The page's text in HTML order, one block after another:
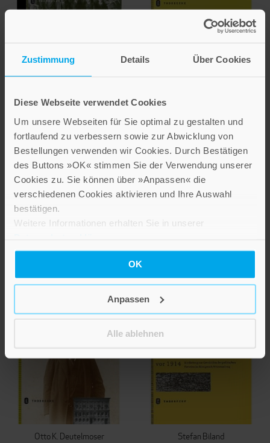
Zustimmung Details Über Cookies
Diese Webseite verwendet Cookies
Um unsere Webseiten für Sie optimal zu gestalten und
fortlaufend zu verbessern sowie zur Abwicklung von
Bestellungen verwenden wir Cookies. Durch Bestätigen
des Buttons »OK« stimmen Sie der Verwendung unserer
Cookies zu. Sie können über »Anpassen« die
verschiedenen Cookies aktivieren und Ihre Auswahl
bestätigen.
Weitere Informationen erhalten Sie in unserer
OK
Anpassen
Alle ablehnen
Baden-Württemberg
Unternehmen, Industrie- und
Handelskammern,
Verbände, Vereine, Nachlässe
Band 7
59,00 €
IN DEN WARENKORB
Das
verarbeitender
Unternehmen in
Württemberg 1924-
1936
Zwischen
Rationalisierungsmaßnahmen
und Kapazitätserweiterungen
IN DEN WARENKORB
Otto K. Deutelmoser Stefan Biland